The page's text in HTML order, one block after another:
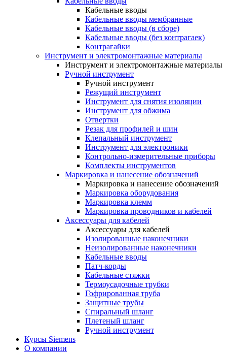
Кабельные вводы
Кабельные вводы мембранные
Кабельные вводы (в сборе)
Кабельные вводы (без контрагаек)
Контрагайки
Инструмент и электромонтажные материалы
Инструмент и электромонтажные материалы
Ручной инструмент
Ручной инструмент
Режущий инструмент
Инструмент для снятия изоляции
Инструмент для обжима
Отвертки
Резак для профилей и шин
Клепальный инструмент
Инструмент для электроники
Контрольно-измерительные приборы
Комплекты инструментов
Маркировка и нанесение обозначений
Маркировка и нанесение обозначений
Маркировка оборудования
Маркировка клемм
Маркировка проводников и кабелей
Аксессуары для кабелей
Аксессуары для кабелей
Изолированные наконечники
Неизолированные наконечники
Кабельные вводы
Патч-корды
Кабельные стяжки
Термоусадочные трубки
Гофрированная труба
Защитные трубы
Спиральный шланг
Плетеный шланг
Ручной инструмент
Курсы Siemens
О компании